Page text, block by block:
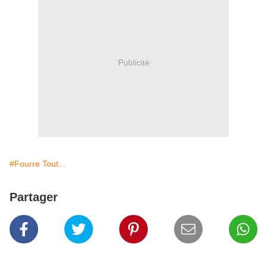
Publicité
#Fourre Tout...
Partager